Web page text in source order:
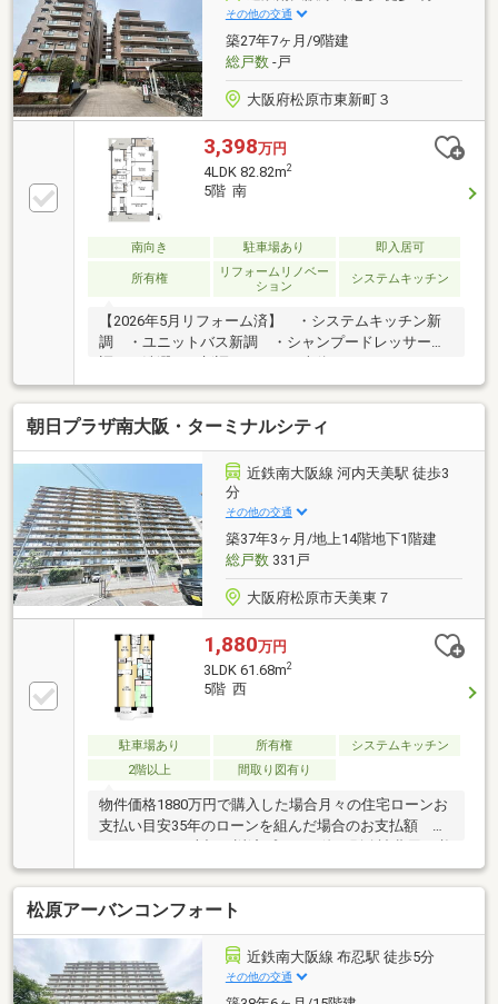
その他の交通
築27年7ヶ月/9階建
総戸数-戸
大阪府松原市東新町３
3,398万円
4LDK 82.82m2
5階 南
南向き 駐車場あり 即入居可
所有権
リフォームリノベー
ション
システムキッチン
【2026年5月リフォーム済】 ・システムキッチン新
調 ・ユニットバス新調 ・シャンプードレッサー新
新調 ・下駄箱新調 ・建具新調 ・CL新設 ・スイ
ッチコンセント新調 ・キッチンカウンター新調 ・
和室→洋室間取変更 ・フローリング張替 ・全室ク
ロス張替 ・CF張替 ・ハウスクリーニング【現地見
学可能】 ・ＡＭ10：00～ＰＭ19：00までいつでもご
見学可能です。 ・現地待ち合わせ可能です。【2025
年不動産売買契約件数213件】・当社の営業スタッフ
は宅地建物取引士の国家資格者です。
朝日プラザ南大阪・ターミナルシティ
近鉄南大阪線 河内天美駅 徒歩3
分
その他の交通
築37年3ヶ月/地上14階地下1階建
総戸数331戸
大阪府松原市天美東７
1,880万円
3LDK 61.68m2
5階 西
駐車場あり 所有権
システムキッチン
2階以上
間取り図有り
物件価格1880万円で購入した場合月々の住宅ローンお
支払い目安35年のローンを組んだ場合のお支払額
要です。また銀行所定の審査があります。審査の結果
お借入れできない場合があります。※月々の支払い目
安は、金利1%・頭金0円・ボーナス払い0円の場合の借
入金額で試算をしております。たくさんのお客様から
の感謝のお言葉をいただいております。これからも素
敵なお家探しをお約束します。お家探しを始めてみよ
うと思われたら【近鉄不動産(株) 藤井寺営業所】まで
松原アーバンコンフォート
近鉄南大阪線 布忍駅 徒歩5分
その他の交通